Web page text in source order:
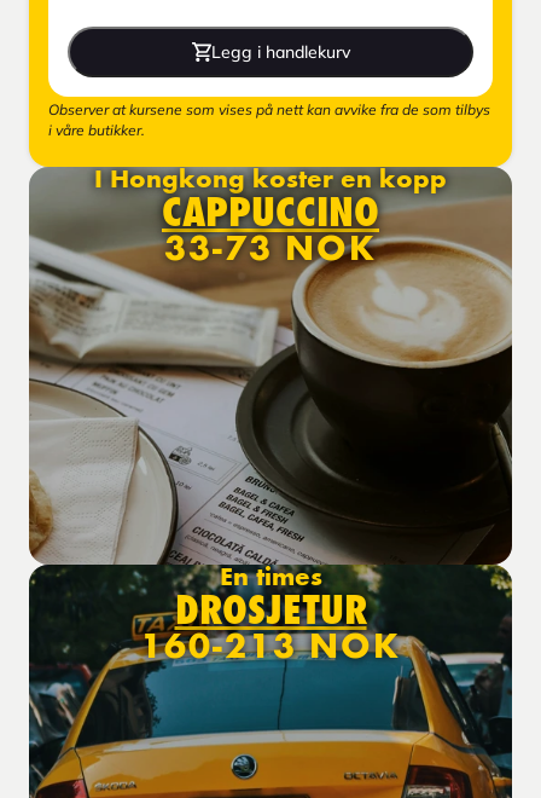
Legg i handlekurv
Observer at kursene som vises på nett kan avvike fra de som tilbys
i våre butikker.
I Hongkong koster en kopp
CAPPUCCINO
33-73 NOK
En times
DROSJETUR
160-213 NOK